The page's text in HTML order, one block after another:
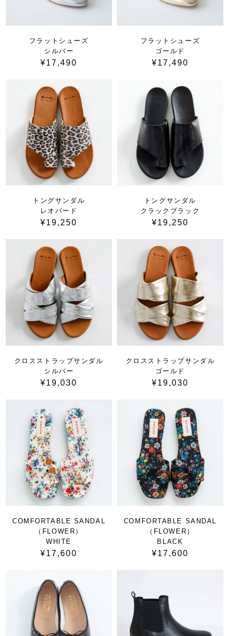
フラットシューズ
シルバー
¥17,490
フラットシューズ
ゴールド
¥17,490
トングサンダル
レオパード
¥19,250
トングサンダル
クラックブラック
¥19,250
クロスストラップサンダル
シルバー
¥19,030
クロスストラップサンダル
ゴールド
¥19,030
COMFORTABLE SANDAL
（FLOWER）
WHITE
¥17,600
COMFORTABLE SANDAL
（FLOWER）
BLACK
¥17,600